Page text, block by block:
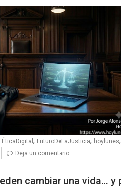
ÉticaDigital , FuturoDeLaJusticia, hoylunes,
Deja un comentario
cambiar una vida… y